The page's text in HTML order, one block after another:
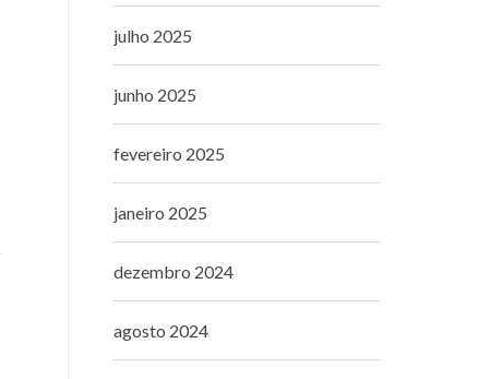
julho 2025
junho 2025
fevereiro 2025
janeiro 2025
dezembro 2024
agosto 2024